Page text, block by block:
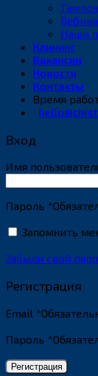
Наши
Клининг
Вакансии
Новости
Контакты
Время
Вход
Имя
Пароль *
Запомнить
Забыли свой
Регистрация
Email *
Пароль *
Регистрация